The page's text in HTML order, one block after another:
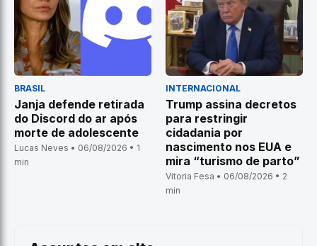
BRASIL
Janja defende retirada
do Discord do ar após
morte de adolescente
Lucas Neves • 06/08/2026 • 1
min
INTERNACIONAL
Trump assina decretos
para restringir
cidadania por
nascimento nos EUA e
mira “turismo de parto”
Vitoria Fesa • 06/08/2026 • 2
min